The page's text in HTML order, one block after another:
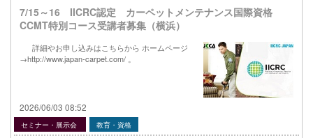
7/15～16 IICRC認定 カーペットメンテナンス国際資格
CCMT特別コース受講者募集（横浜）
詳細やお申し込みはこちらから ホームページ
→http://www.japan-carpet.com/ 。
2026/06/03 08:52
セミナー・展示会 教育・資格